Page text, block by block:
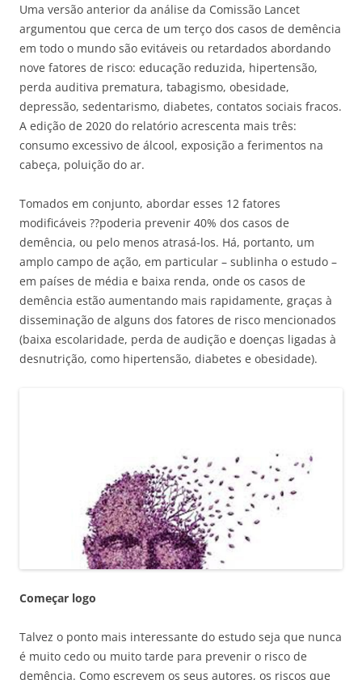
Uma versão anterior da análise da Comissão Lancet
argumentou que cerca de um terço dos casos de demência
em todo o mundo são evitáveis ou retardados abordando
nove fatores de risco: educação reduzida, hipertensão,
perda auditiva prematura, tabagismo, obesidade,
depressão, sedentarismo, diabetes, contatos sociais fracos.
A edição de 2020 do relatório acrescenta mais três:
consumo excessivo de álcool, exposição a ferimentos na
cabeça, poluição do ar.
Tomados em conjunto, abordar esses 12 fatores
modificáveis ??poderia prevenir 40% dos casos de
demência, ou pelo menos atrasá-los. Há, portanto, um
amplo campo de ação, em particular – sublinha o estudo –
em países de média e baixa renda, onde os casos de
demência estão aumentando mais rapidamente, graças à
disseminação de alguns dos fatores de risco mencionados
(baixa escolaridade, perda de audição e doenças ligadas à
desnutrição, como hipertensão, diabetes e obesidade).
Começar logo
Talvez o ponto mais interessante do estudo seja que nunca
é muito cedo ou muito tarde para prevenir o risco de
demência. Como escrevem os seus autores, os riscos que